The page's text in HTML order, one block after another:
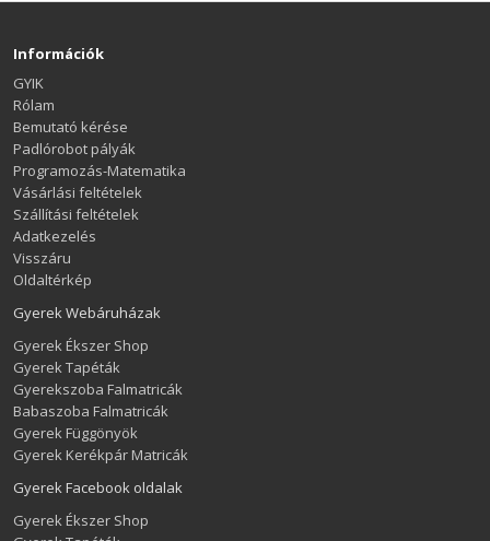
Információk
GYIK
Rólam
Bemutató kérése
Padlórobot pályák
Programozás-Matematika
Vásárlási feltételek
Szállítási feltételek
Adatkezelés
Visszáru
Oldaltérkép
Gyerek Webáruházak
Gyerek Ékszer Shop
Gyerek Tapéták
Gyerekszoba Falmatricák
Babaszoba Falmatricák
Gyerek Függönyök
Gyerek Kerékpár Matricák
Gyerek Facebook oldalak
Gyerek Ékszer Shop